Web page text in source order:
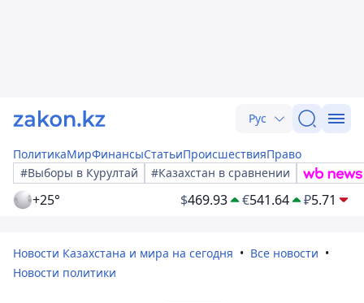
Рус
ПолитикаМирФинансыСтатьиПроисшествияПраво
#Выборы в Курултай
#Казахстан в сравнении
+25° $469.93 €541.64 ₽5.71
Новости Казахстана и мира на сегодня
Все новости
Новости политики